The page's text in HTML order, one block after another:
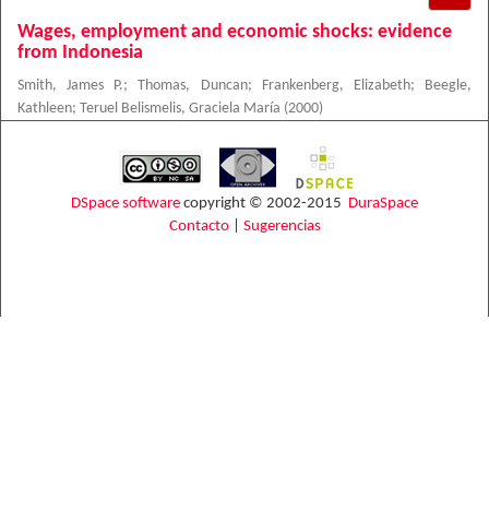
Wages, employment and economic shocks: evidence
from Indonesia
Smith, James P.;Thomas, Duncan; Frankenberg, Elizabeth;
Beegle,
Kathleen; Teruel Belismelis, Graciela María (2000)
DSpace software copyright © 2002-2015 DuraSpace
Contacto| Sugerencias